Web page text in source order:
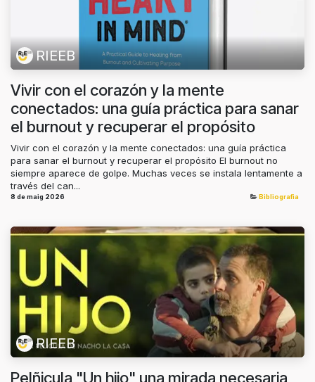
RIEEB
Vivir con el corazón y la mente
conectados: una guía práctica para sanar
el burnout y recuperar el propósito
Vivir con el corazón y la mente conectados: una guía práctica
para sanar el burnout y recuperar el propósito El burnout no
siempre aparece de golpe. Muchas veces se instala lentamente a
través del can...
8 de maig 2026 Bibliografia
RIEEB
Pelñicula "Un hijo" una mirada necesaria